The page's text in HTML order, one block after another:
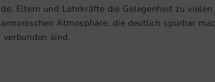
Eltern und Lehrkräfte die Gelegenheit zu vielen
Atmosphäre, die deutlich spürbar
sind.